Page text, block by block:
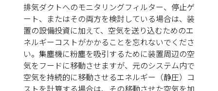
排気ダクトへのモニタリングフィルター、停止ゲ
ート、またはその両方を検討している場合は、装
置の設備投資に加えて、空気を送り込むためのエ
ネルギーコストがかかることを忘れないでくださ
い。集塵機に粉塵を吸引するために装置周辺の空
気をフードに移動させますが、元のシステム内で
空気を持続的に移動させるエネルギー（静圧）コ
ストを計算する場合は、その移動させた空気を加